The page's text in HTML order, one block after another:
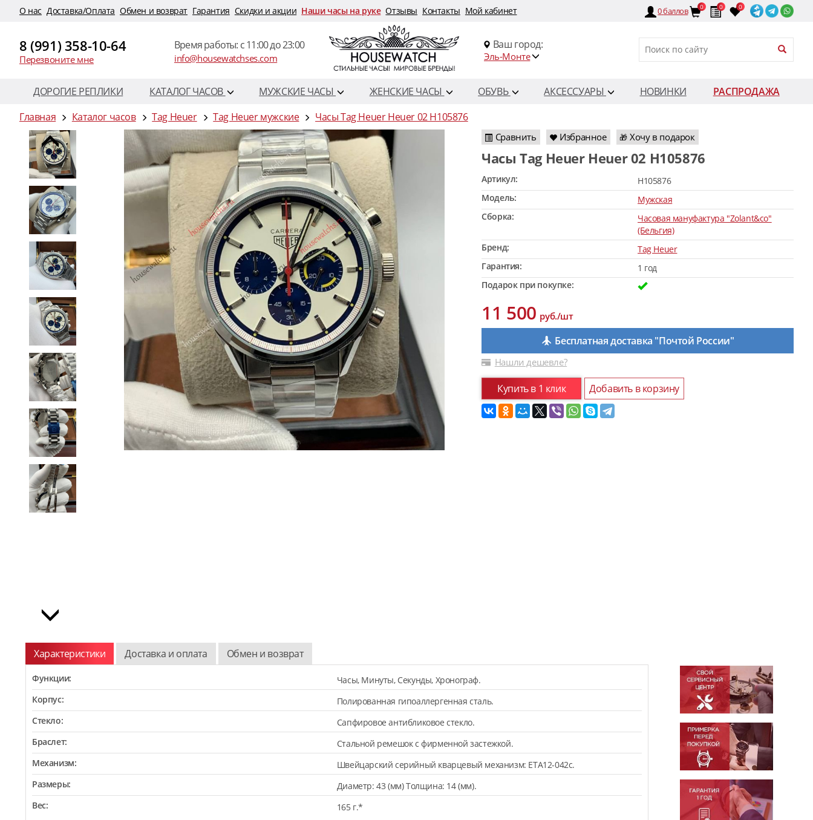
O нас Доставка/Оплата Обмен и возврат Гарантия Скидки и акции Наши часы на руке Отзывы Контакты Мой кабинет 0баллов 0 0 0
8 (991) 358-10-64
Перезвоните мне
Время работы: c 11:00 до 23:00
info@housewatchses.com
Ваш город:
Эль-Монте
ДОРОГИЕ РЕПЛИКИ КАТАЛОГ ЧАСОВ МУЖСКИЕ ЧАСЫ ЖЕНСКИЕ ЧАСЫ ОБУВЬ АКСЕССУАРЫ НОВИНКИ
РАСПРОДАЖА
Главная
Каталог часов Tag Heuer Tag Heuer мужские Часы Tag Heuer Heuer 02 H105876
Сравнить Избранное 🎁 Хочу в подарок
Часы Tag Heuer Heuer 02 H105876
Артикул:
H105876
Модель:
Мужская
Сборка:
Часовая мануфактура "Zolant&co"
(Бельгия)
Бренд:
Tag Heuer
Гарантия:
1 год
Подарок при покупке:
11 500руб./шт
Бесплатная доставка "Почтой России"
Нашли дешевле?
Купить в 1 клик Добавить в корзину
Характеристики Доставка и оплата Обмен и возврат
Функции:
Часы, Минуты, Секунды, Хронограф.
Корпус:
Полированная гипоаллергенная сталь.
Стекло:
Сапфировое антибликовое стекло.
Браслет:
Стальной ремешок с фирменной застежкой.
Механизм:
Швейцарский серийный кварцевый механизм: ETA12-042c.
Размеры:
Диаметр: 43 (мм) Толщина: 14 (мм).
Вес:
165 г.*